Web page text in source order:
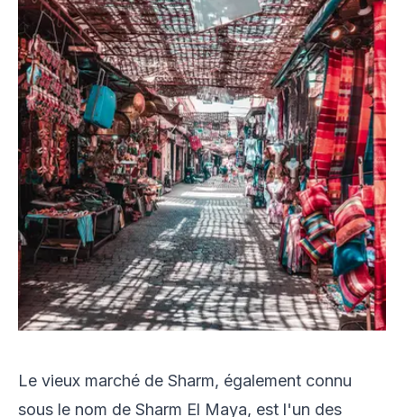
Le vieux marché de Sharm, également connu
sous le nom de Sharm El Maya, est l'un des